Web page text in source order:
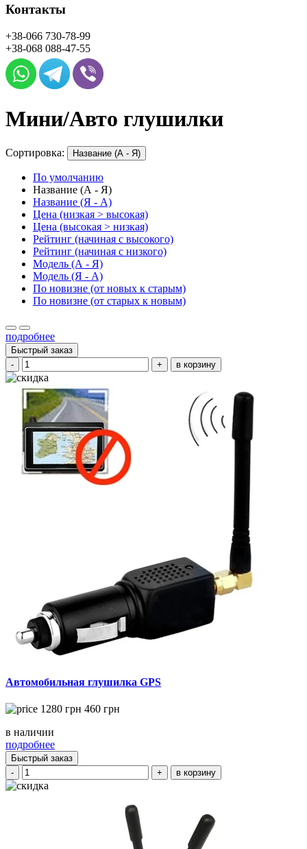
Контакты
+38-066 730-78-99
+38-068 088-47-55
Мини/Авто глушилки
Сортировка: Название (А - Я)
По умолчанию
Название (А - Я)
Название (Я - А)
Цена (низкая > высокая)
Цена (высокая > низкая)
Рейтинг (начиная с высокого)
Рейтинг (начиная с низкого)
Модель (А - Я)
Модель (Я - А)
По новизне (от новых к старым)
По новизне (от старых к новым)
подробнее
Быстрый заказ
-
+ в корзину
Автомобильная глушилка GPS
1280 грн 460 грн
в наличии
подробнее
Быстрый заказ
-
+ в корзину